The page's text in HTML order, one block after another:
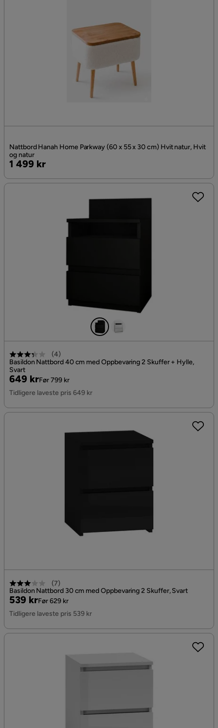
Nattbord Hanah Home Parkway (60 x 55 x 30 cm) Hvit natur, Hvit
og natur
Pris
1 499 kr
(4)
Basildon Nattbord 40 cm med Oppbevaring 2 Skuffer + Hylle,
Svart
Pris
649 kr
Original
Pris
Før 799 kr
Tidligere laveste pris 649 kr
(7)
Basildon Nattbord 30 cm med Oppbevaring 2 Skuffer, Svart
Pris
539 kr
Original
Pris
Før 629 kr
Tidligere laveste pris 539 kr